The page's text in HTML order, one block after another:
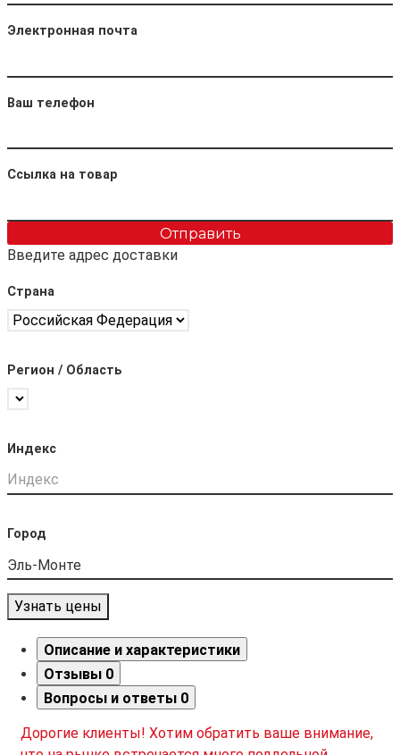
Электронная почта
Ваш телефон
Ссылка на товар
Отправить
Введите адрес доставки
Страна
Регион / Область
Индекс
Город
Узнать цены
Описание и характеристики
Отзывы 0
Вопросы и ответы 0
Дорогие клиенты! Хотим обратить ваше внимание,